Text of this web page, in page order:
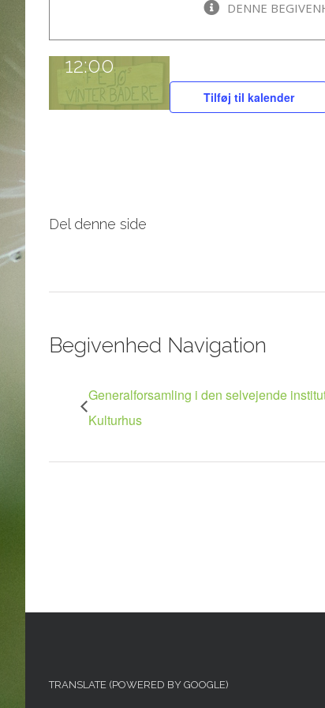
DENNE
kl. 11:00-
12:00
Tilføj til kalender
Del denne side
Begivenhed Navigation
Generalforsamling i den selvejende
Kulturhus
TRANSLATE (POWERED BY GOOGLE)